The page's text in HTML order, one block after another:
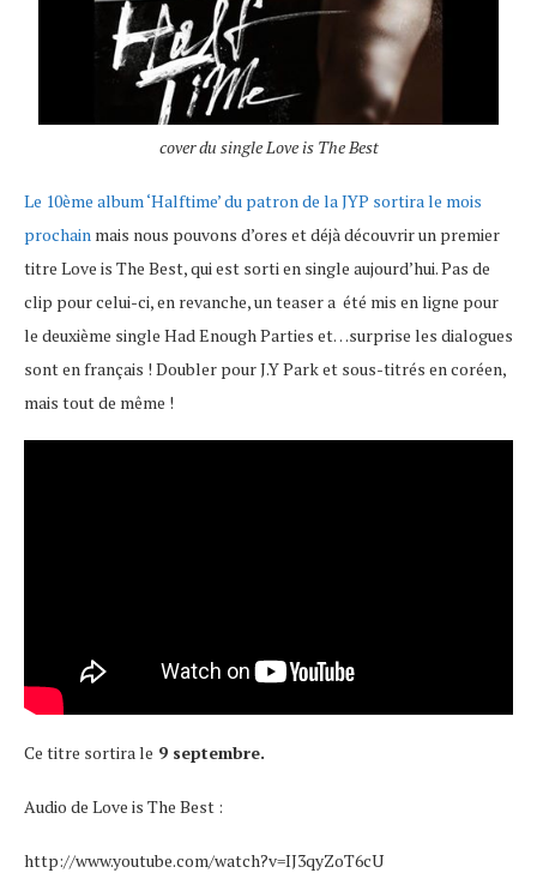
cover du single Love is The Best
Le 10ème album ‘Halftime’ du patron de la JYP sortira le mois
prochain mais nous pouvons d’ores et déjà découvrir un premier
titre Love is The Best, qui est sorti en single aujourd’hui. Pas de
clip pour celui-ci, en revanche, un teaser a été mis en ligne pour
le deuxième single Had Enough Parties et…surprise les dialogues
sont en français ! Doubler pour J.Y Park et sous-titrés en coréen,
mais tout de même !
Ce titre sortira le 9 septembre.
Audio de Love is The Best :
http://www.youtube.com/watch?v=IJ3qyZoT6cU